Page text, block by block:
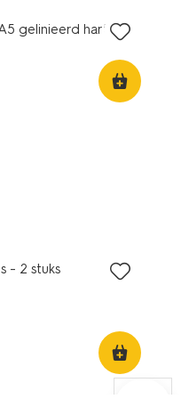
gelinieerd hartjes
- 2 stuks